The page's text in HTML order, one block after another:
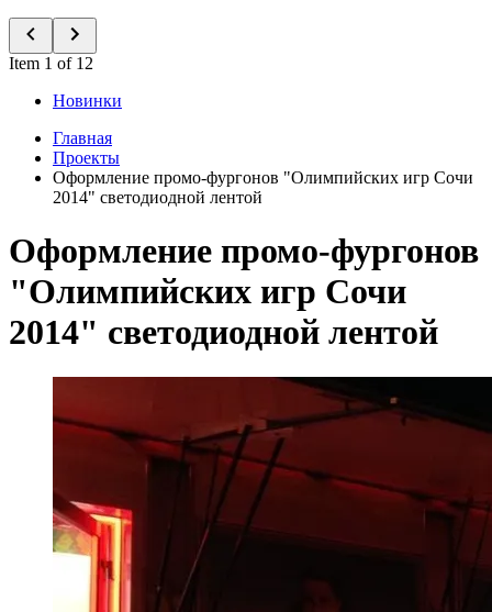
Item 1 of 12
Новинки
Главная
Проекты
Оформление промо-фургонов "Олимпийских игр Сочи
2014" светодиодной лентой
Оформление промо-фургонов
"Олимпийских игр Сочи
2014" светодиодной лентой